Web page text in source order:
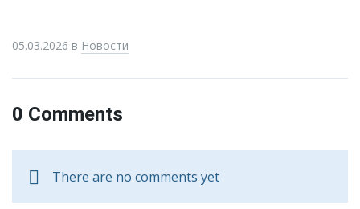
05.03.2026 в Новости
0 Comments
There are no comments yet